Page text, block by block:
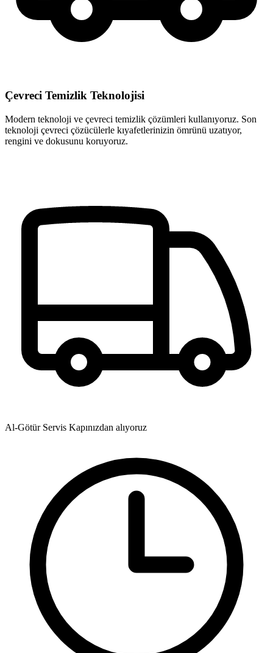
Çevreci Temizlik Teknolojisi
Modern teknoloji ve çevreci temizlik çözümleri kullanıyoruz. Son
teknoloji çevreci çözücülerle kıyafetlerinizin ömrünü uzatıyor,
rengini ve dokusunu koruyoruz.
Al-Götür Servis Kapınızdan alıyoruz